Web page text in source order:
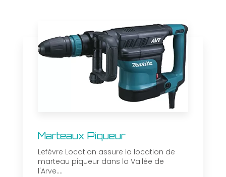
Marteaux Piqueur
Lefèvre Location assure la location de
marteau piqueur dans la Vallée de
l'Arve....